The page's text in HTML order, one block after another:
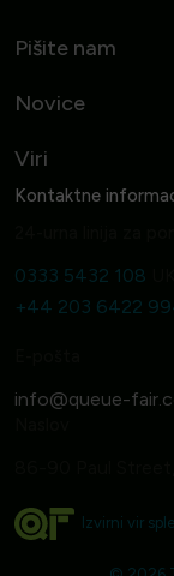
Pišite nam
Novice
Viri
Kontaktne
0333 5432 108
+44 203 6422
Izvirni vir